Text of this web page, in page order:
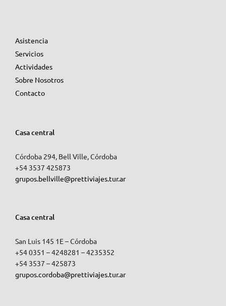
Asistencia
Servicios
Actividades
Sobre Nosotros
Contacto
Casa central
Córdoba 294, Bell Ville, Córdoba
+54 3537 425873
grupos.bellville@prettiviajes.tur.ar
Casa central
San Luis 145 1E – Córdoba
+54 0351 – 4248281 – 4235352
+54 3537 – 425873
grupos.cordoba@prettiviajes.tur.ar